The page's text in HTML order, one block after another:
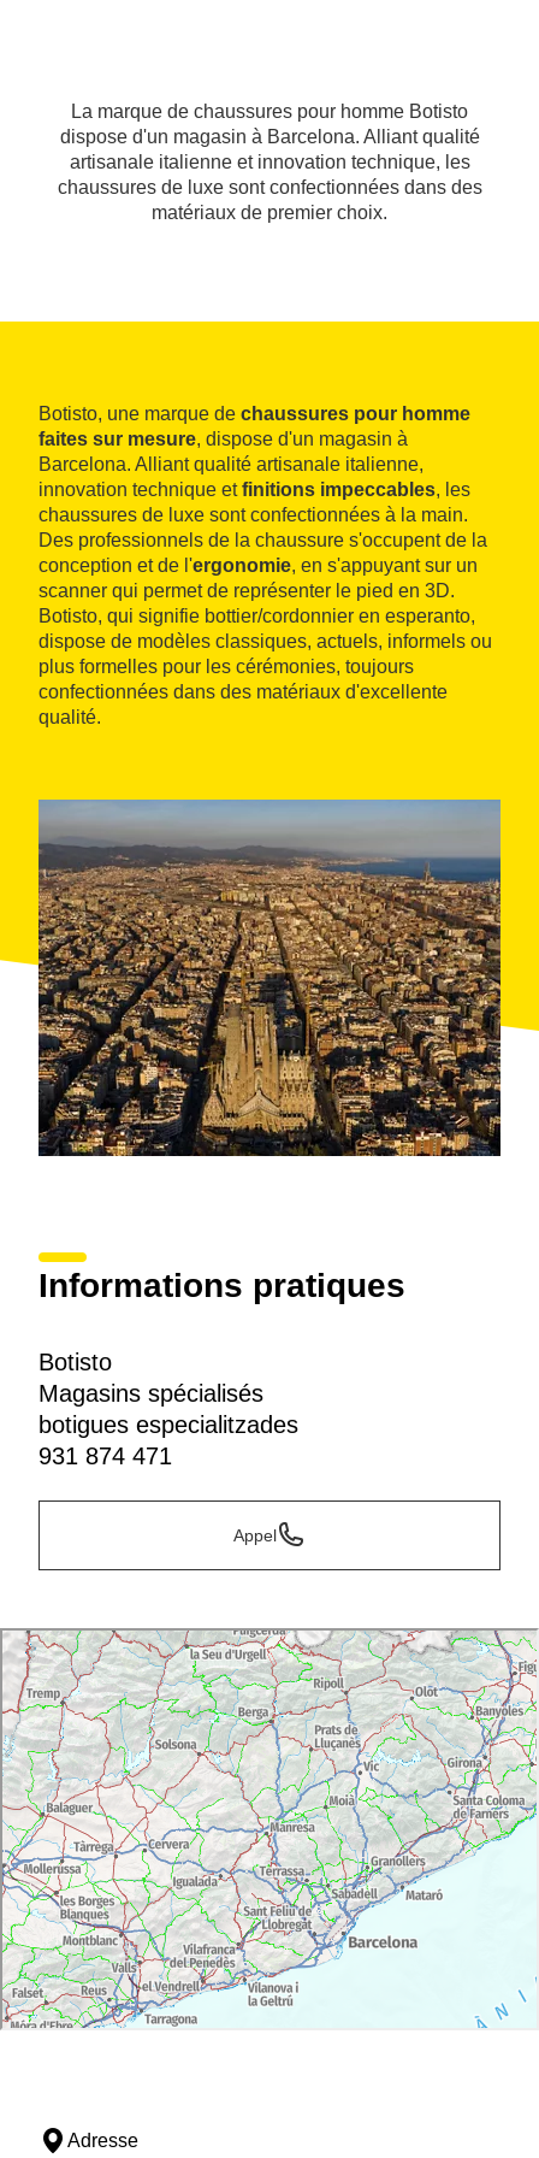
La marque de chaussures pour homme Botisto
dispose d'un magasin à Barcelona. Alliant qualité
artisanale italienne et innovation technique, les
chaussures de luxe sont confectionnées dans des
matériaux de premier choix.
Botisto, une marque de chaussures pour homme
faites sur mesure, dispose d'un magasin à
Barcelona. Alliant qualité artisanale italienne,
innovation technique etfinitions impeccables, les
chaussures de luxe sont confectionnées à la main.
Des professionnels de la chaussure s'occupent de la
conception et de l'ergonomie, en s'appuyant sur un
scanner qui permet de représenter le pied en 3D.
Botisto, qui signifie bottier/cordonnier en esperanto,
dispose de modèles classiques, actuels, informels ou
plus formelles pour les cérémonies, toujours
confectionnées dans des matériaux d'excellente
qualité.
Informations pratiques
Botisto
Magasins spécialisés
botigues especialitzades
931 874 471
Appel
Adresse